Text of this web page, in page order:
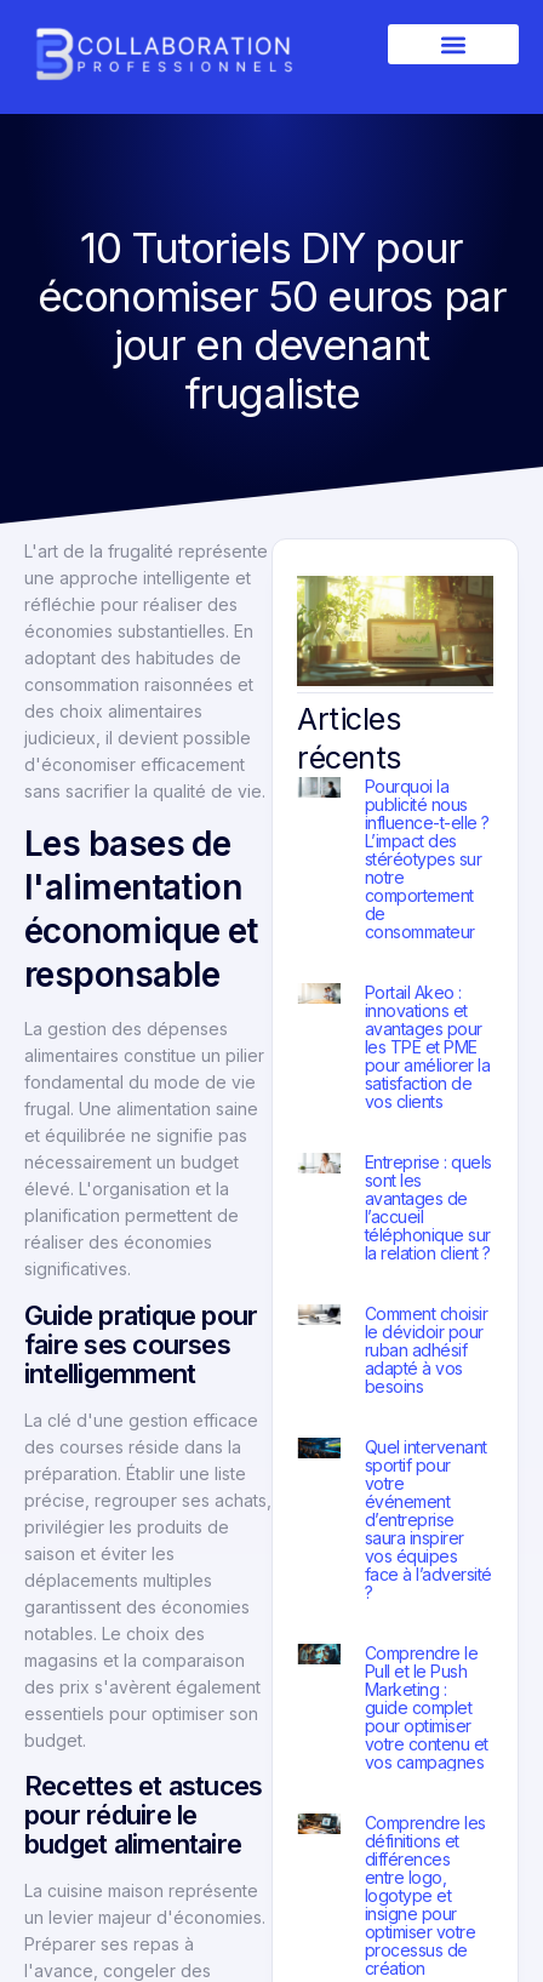
10 Tutoriels DIY pour
économiser 50 euros par
jour en devenant
frugaliste
L'art de la frugalité représente
une approche intelligente et
réfléchie pour réaliser des
économies substantielles. En
adoptant des habitudes de
consommation raisonnées et
des choix alimentaires
judicieux, il devient possible
d'économiser efficacement
sans sacrifier la qualité de vie.
Les bases de
l'alimentation
économique et
responsable
La gestion des dépenses
alimentaires constitue un pilier
fondamental du mode de vie
frugal. Une alimentation saine
et équilibrée ne signifie pas
nécessairement un budget
élevé. L'organisation et la
planification permettent de
réaliser des économies
significatives.
Guide pratique pour
faire ses courses
intelligemment
La clé d'une gestion efficace
des courses réside dans la
préparation. Établir une liste
précise, regrouper ses achats,
privilégier les produits de
saison et éviter les
déplacements multiples
garantissent des économies
notables. Le choix des
magasins et la comparaison
des prix s'avèrent également
essentiels pour optimiser son
budget.
Recettes et astuces
pour réduire le
budget alimentaire
La cuisine maison représente
un levier majeur d'économies.
Préparer ses repas à
l'avance, congeler des
Articles
récents
Pourquoi la
publicité nous
influence-t-elle ?
L’impact des
stéréotypes sur
notre
comportement
de
consommateur
Portail Akeo :
innovations et
avantages pour
les TPE et PME
pour améliorer la
satisfaction de
vos clients
Entreprise : quels
sont les
avantages de
l’accueil
téléphonique sur
la relation client ?
Comment choisir
le dévidoir pour
ruban adhésif
adapté à vos
besoins
Quel intervenant
sportif pour
votre
événement
d’entreprise
saura inspirer
vos équipes
face à l’adversité
?
Comprendre le
Pull et le Push
Marketing :
guide complet
pour optimiser
votre contenu et
vos campagnes
Comprendre les
définitions et
différences
entre logo,
logotype et
insigne pour
optimiser votre
processus de
création